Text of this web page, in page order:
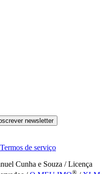
newsletter
de serviço
Cunha e Souza / Licença
®